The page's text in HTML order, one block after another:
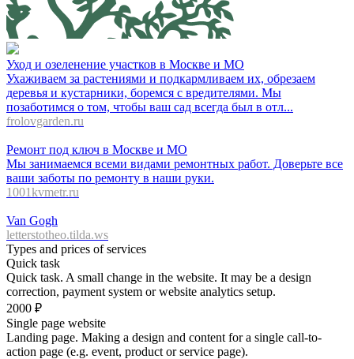
Уход и озеленение участков в Москве и МО
Ухаживаем за растениями и подкармливаем их, обрезаем
деревья и кустарники, боремся с вредителями. Мы
позаботимся о том, чтобы ваш сад всегда был в отл...
frolovgarden.ru
Ремонт под ключ в Москве и МО
Мы занимаемся всеми видами ремонтных работ. Доверьте все
ваши заботы по ремонту в наши руки.
1001kvmetr.ru
Van Gogh
letterstotheo.tilda.ws
Types and prices of services
Quick task
Quick task. A small change in the website. It may be a design
correction, payment system or website analytics setup.
2000 ₽
Single page website
Landing page. Making a design and content for a single call-to-
action page (e.g. event, product or service page).